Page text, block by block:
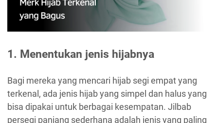
1. Menentukan jenis hijabnya
Bagi mereka yang mencari hijab segi empat yang
terkenal, ada jenis hijab yang simpel dan halus yang
bisa dipakai untuk berbagai kesempatan. Jilbab
persegi panjang sederhana adalah jenis yang paling